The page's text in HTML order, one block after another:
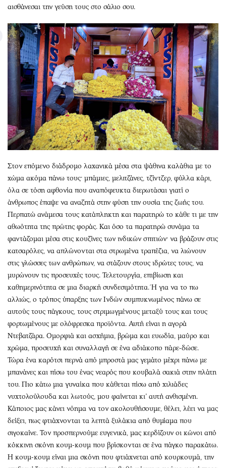
αισθάνεσαι την γεύση τους στο σάλιο σου.
Στον επόμενο διάδρομο λαχανικά μέσα στα ψάθινα καλάθια με το
χώμα ακόμα πάνω τους· μπάμιες, μελιτζάνες, τζίντζερ, φύλλα κάρι,
όλα σε τόση αφθονία που αναπόφευκτα διερωτάσαι γιατί ο
άνθρωπος έπαψε να αναζητά στην φύση την ουσία της ζωής του.
Περπατώ ανάμεσα τους κατάπληκτη και παρατηρώ το κάθε τι με την
αθωότητα της πρώτης φοράς. Και όσο τα παρατηρώ συνάμα τα
φαντάζομαι μέσα στις κουζίνες των ινδικών σπιτιών· να βράζουν στις
κατσαρόλες, να απλώνονται στα στρωμένα τραπέζια, να λιώνουν
στις γλώσσες των ανθρώπων, να στάζουν στους ιδρώτες τους, να
μυρώνουν τις προσευχές τους. Τελετουργία, επιβίωση και
καθημερινότητα σε μια διαρκή συνδεσιμότητα. Ή για να το πω
αλλιώς, ο τρόπος ύπαρξης των Ινδών συμπυκνωμένος πάνω σε
αυτούς τους πάγκους, τους στριμωγμένους μεταξύ τους και τους
φορτωμένους με ολόφρεσκα προϊόντα. Αυτή είναι η αγορά
Ντεβατζάρα. Ομορφιά και ασχήμια, βρώμα και ευωδία, μαύρο και
χρώμα, προσευχή και συναλλαγή σε ένα αδιάκοπο πάρε-δώσε.
Τώρα ένα καρότσι περνά από μπροστά μας γεμάτο μέχρι πάνω με
μπανάνες και πίσω του ένας νεαρός που κουβαλά σακιά στην πλάτη
του. Πιο κάτω μια γυναίκα που κάθεται πίσω από χιλιάδες
νυχτολούλουδα και λωτούς, μου φαίνεται κι’ αυτή ανθισμένη.
Κάποιος μας κάνει νόημα να τον ακολουθήσουμε, θέλει, λέει να μας
δείξει, πως φτιάχνονται τα λεπτά ξυλάκια από θυμίαμα που
σιγοκαίνε. Τον προσπερνούμε ευγενικά, μας κερδίζουν οι κώνοι από
κόκκινη σκόνη κουμ-κουμ που βρίσκονται σε ένα πάγκο παρακάτω.
Η κουμ-κουμ είναι μια σκόνη που φτιάχνεται από κουρκουμά, την